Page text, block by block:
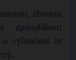
zbavení
způsobilosti
vyloučení ze